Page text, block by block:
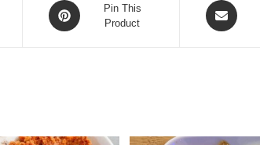
Opens
in
Pin This
Product
Opens
in